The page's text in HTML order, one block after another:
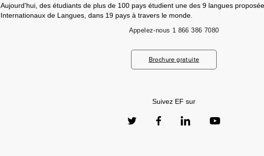
Aujourd'hui, des étudiants de plus de 100 pays étudient une des 9 langues
Internationaux de Langues, dans 19 pays à travers le monde.
Appelez-nous 1 866 386 7080
Brochure gratuite
Suivez EF sur